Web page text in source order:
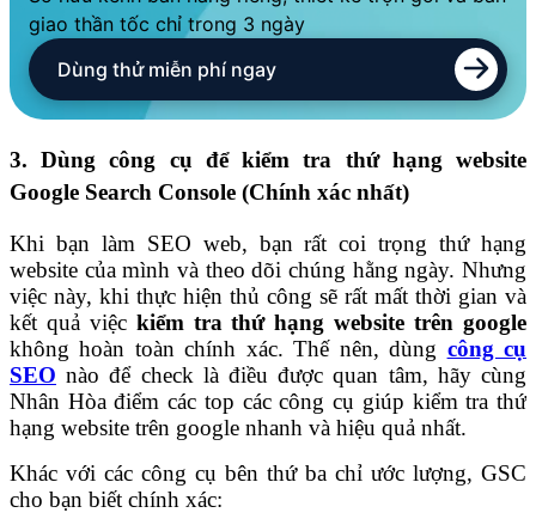
giao thần tốc chỉ trong 3 ngày
Dùng thử miễn phí ngay
3. Dùng công cụ để kiểm tra thứ hạng website
Google Search Console (Chính xác nhất)
Khi bạn làm SEO web, bạn rất coi trọng thứ hạng
website của mình và theo dõi chúng hằng ngày. Nhưng
việc này, khi thực hiện thủ công sẽ rất mất thời gian và
kết quả việc kiểm tra thứ hạng website trên google
không hoàn toàn chính xác. Thế nên, dùng công cụ
SEO nào để check là điều được quan tâm, hãy cùng
Nhân Hòa điểm các top các công cụ giúp kiểm tra thứ
hạng website trên google nhanh và hiệu quả nhất.
Khác với các công cụ bên thứ ba chỉ ước lượng, GSC
cho bạn biết chính xác: